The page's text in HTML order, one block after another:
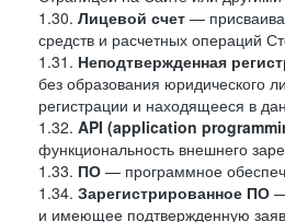
1.30. Лицевой счет —
средств и расчетных операций
1.31. Неподтвержденная
без образования юридического
регистрации и находящееся в
1.32. API (application
функциональность внешнего
1.33. ПО — программное
1.34. Зарегистрированное ПО
и имеющее подтвержденную